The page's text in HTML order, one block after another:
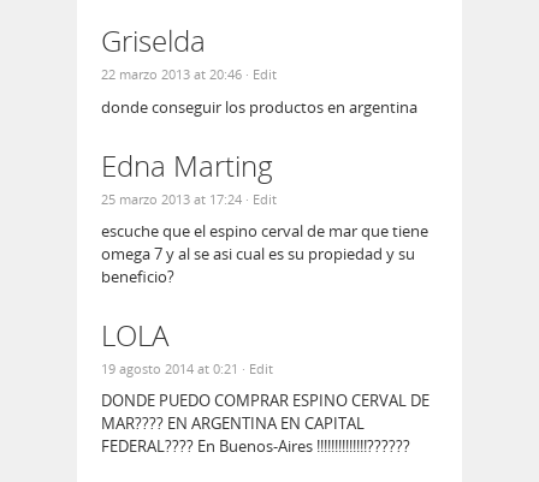
Griselda
22 marzo 2013 at 20:46 · Edit
donde conseguir los productos en argentina
Edna Marting
25 marzo 2013 at 17:24 · Edit
escuche que el espino cerval de mar que tiene
omega 7 y al se asi cual es su propiedad y su
beneficio?
LOLA
19 agosto 2014 at 0:21 · Edit
DONDE PUEDO COMPRAR ESPINO CERVAL DE
MAR???? EN ARGENTINA EN CAPITAL
FEDERAL???? En Buenos-Aires !!!!!!!!!!!!!!??????